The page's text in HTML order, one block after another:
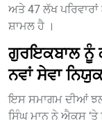
ਅਤੇ 47 ਲੱਖ
ਸ਼ਾਮਲ ਹੈ ।
ਗੁਰਇਕਬਾਲ ਨੂੰ
ਨਵਾਂ ਸੇਵਾ
ਇਸ ਸਮਾਗਮ ਦੀਆਂ
ਸਿੰਘ ਮਾਨ ਨੇ ਐਕਸ ‘ਤੇ